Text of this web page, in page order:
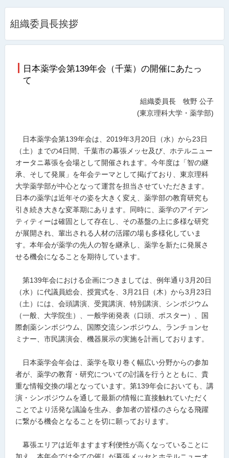
組織委員長挨拶
日本薬学会第139年会（千葉）の開催にあたっ
て
組織委員長 牧野 公子
(東京理科大学・薬学部)
日本薬学会第139年会は、2019年3月20日（水）から23日
（土）までの4日間、千葉市の幕張メッセ及び、ホテルニュー
オータニ幕張を会場として開催されます。今年度は「智の継
承、そして発展」を年会テーマとして掲げており、東京理科
大学薬学部が中心となって運営を担当させていただきます。
日本の薬学は近年その姿を大きく変え、薬学部の教育研究も
引き続き大きな変革期にあります。同時に、薬学のアイデン
ティティーは確固として存在し、その基盤の上に多様な研究
が展開され、輩出される人材の活躍の場も多様化していま
す。本年会が薬学の先人の智を継承し、薬学を新たに発展さ
せる機会になることを期待しています。
第139年会における企画につきましては、例年通り3月20日
（水）に代議員総会、授賞式を、3月21日（木）から3月23日
（土）には、会頭講演、受賞講演、特別講演、シンポジウム
（一般、大学院生）、一般学術発表（口頭、ポスター）、国
際創薬シンポジウム、国際交流シンポジウム、ランチョンセ
ミナー、市民講演会、機器展示の実施を計画しております。
日本薬学会年会は、薬学を取り巻く幅広い分野からの参加
者が、薬学の教育・研究についての討議を行うとともに、貴
重な情報交換の場となっています。第139年会においても、講
演・シンポジウムを通して最新の情報に直接触れていただく
ことでより活発な議論を生み、参加者の皆様のさらなる飛躍
に繋がる機会となることを切に願っております。
幕張エリアは近年ますます利便性が高くなっていることに